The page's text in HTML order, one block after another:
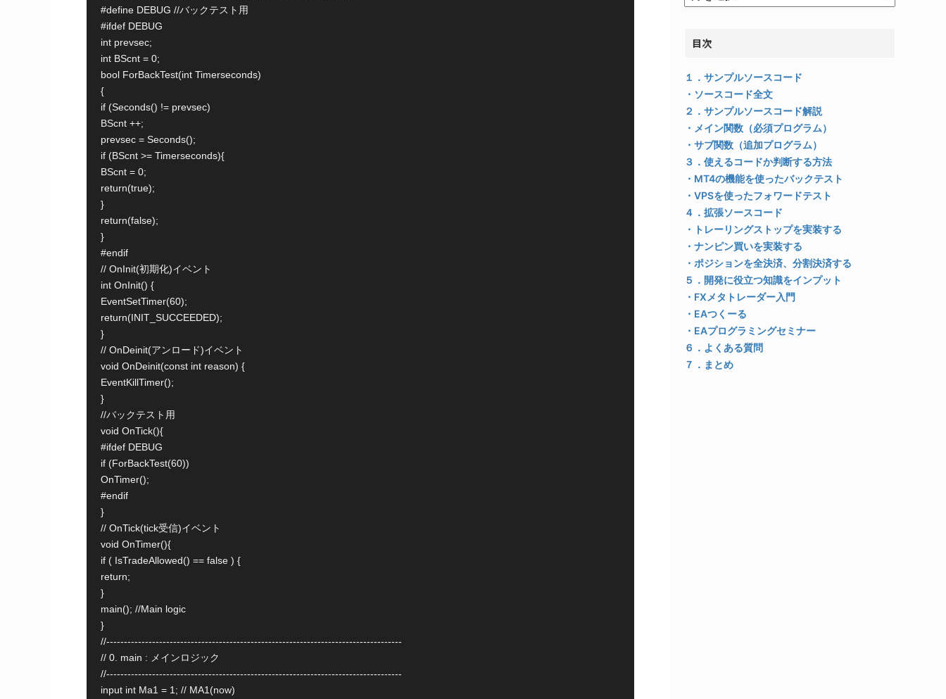
#define DEBUG //バックテスト用
#ifdef DEBUG
int prevsec;
int BScnt = 0;
bool ForBackTest(int Timerseconds)
{
if (Seconds() != prevsec)
BScnt ++;
prevsec = Seconds();
if (BScnt >= Timerseconds){
BScnt = 0;
return(true);
}
return(false);
}
#endif
// OnInit(初期化)イベント
int OnInit() {
EventSetTimer(60);
return(INIT_SUCCEEDED);
}
// OnDeinit(アンロード)イベント
void OnDeinit(const int reason) {
EventKillTimer();
}
//バックテスト用
void OnTick(){
#ifdef DEBUG
if (ForBackTest(60))
OnTimer();
#endif
}
// OnTick(tick受信)イベント
void OnTimer(){
if ( IsTradeAllowed() == false ) {
return;
}
main(); //Main logic
}
//------------------------------------------------------------------------------------
// 0. main : メインロジック
//------------------------------------------------------------------------------------
input int Ma1 = 1; // MA1(now)
目次
１．サンプルソースコード
・ソースコード全文
２．サンプルソースコード解説
・メイン関数（必須プログラム）
・サブ関数（追加プログラム）
３．使えるコードか判断する方法
・MT4の機能を使ったバックテスト
・VPSを使ったフォワードテスト
４．拡張ソースコード
・トレーリングストップを実装する
・ナンピン買いを実装する
・ポジションを全決済、分割決済する
５．開発に役立つ知識をインプット
・FXメタトレーダー入門
・EAつくーる
・EAプログラミングセミナー
６．よくある質問
７．まとめ